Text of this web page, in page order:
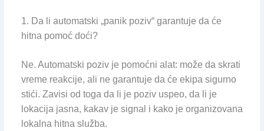
1. Da li automatski „panik poziv“ garantuje da će
hitna pomoć doći?
Ne. Automatski poziv je pomoćni alat: može da skrati
vreme reakcije, ali ne garantuje da će ekipa sigurno
stići. Zavisi od toga da li je poziv uspeo, da li je
lokacija jasna, kakav je signal i kako je organizovana
lokalna hitna služba.